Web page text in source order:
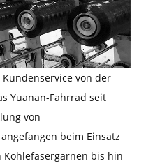
von der
Yuanan-Fahrrad seit
von
beim Einsatz
Kohlefasergarnen bis hin